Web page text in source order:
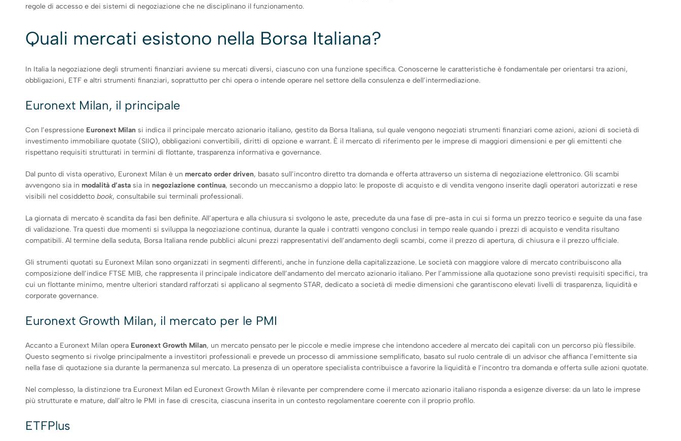
regole di accesso e dei sistemi di negoziazione che ne disciplinano il funzionamento.
Quali mercati esistono nella Borsa Italiana?
In Italia la negoziazione degli strumenti finanziari avviene su mercati diversi, ciascuno con una funzione specifica. Conoscerne le caratteristiche è fondamentale per orientarsi tra azioni,
obbligazioni, ETF e altri strumenti finanziari, soprattutto per chi opera o intende operare nel settore della consulenza e dell’intermediazione.
Euronext Milan, il principale
Con l’espressione Euronext Milan si indica il principale mercato azionario italiano, gestito da Borsa Italiana, sul quale vengono negoziati strumenti finanziari come azioni, azioni di società di
investimento immobiliare quotate (SIIQ), obbligazioni convertibili, diritti di opzione e warrant. È il mercato di riferimento per le imprese di maggiori dimensioni e per gli emittenti che
rispettano requisiti strutturati in termini di flottante, trasparenza informativa e governance.
Dal punto di vista operativo, Euronext Milan è un mercato order driven, basato sull’incontro diretto tra domanda e offerta attraverso un sistema di negoziazione elettronico. Gli scambi
avvengono sia in modalità d’asta sia in negoziazione continua, secondo un meccanismo a doppio lato: le proposte di acquisto e di vendita vengono inserite dagli operatori autorizzati e rese
visibili nel cosiddetto book, consultabile sui terminali professionali.
La giornata di mercato è scandita da fasi ben definite. All’apertura e alla chiusura si svolgono le aste, precedute da una fase di pre-asta in cui si forma un prezzo teorico e seguite da una fase
di validazione. Tra questi due momenti si sviluppa la negoziazione continua, durante la quale i contratti vengono conclusi in tempo reale quando i prezzi di acquisto e vendita risultano
compatibili. Al termine della seduta, Borsa Italiana rende pubblici alcuni prezzi rappresentativi dell’andamento degli scambi, come il prezzo di apertura, di chiusura e il prezzo ufficiale.
Gli strumenti quotati su Euronext Milan sono organizzati in segmenti differenti, anche in funzione della capitalizzazione. Le società con maggiore valore di mercato contribuiscono alla
composizione dell’indice FTSE MIB, che rappresenta il principale indicatore dell’andamento del mercato azionario italiano. Per l’ammissione alla quotazione sono previsti requisiti specifici, tra
cui un flottante minimo, mentre ulteriori standard rafforzati si applicano al segmento STAR, dedicato a società di medie dimensioni che garantiscono elevati livelli di trasparenza, liquidità e
corporate governance.
Euronext Growth Milan, il mercato per le PMI
Accanto a Euronext Milan opera Euronext Growth Milan, un mercato pensato per le piccole e medie imprese che intendono accedere al mercato dei capitali con un percorso più flessibile.
Questo segmento si rivolge principalmente a investitori professionali e prevede un processo di ammissione semplificato, basato sul ruolo centrale di un advisor che affianca l’emittente sia
nella fase di quotazione sia durante la permanenza sul mercato. La presenza di un operatore specialista contribuisce a favorire la liquidità e l’incontro tra domanda e offerta sulle azioni quotate.
Nel complesso, la distinzione tra Euronext Milan ed Euronext Growth Milan è rilevante per comprendere come il mercato azionario italiano risponda a esigenze diverse: da un lato le imprese
più strutturate e mature, dall’altro le PMI in fase di crescita, ciascuna inserita in un contesto regolamentare coerente con il proprio profilo.
ETFPlus